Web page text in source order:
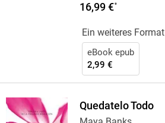
16,99 €*
Ein weiteres Format
eBook epub
2,99 €
Quedatelo Todo